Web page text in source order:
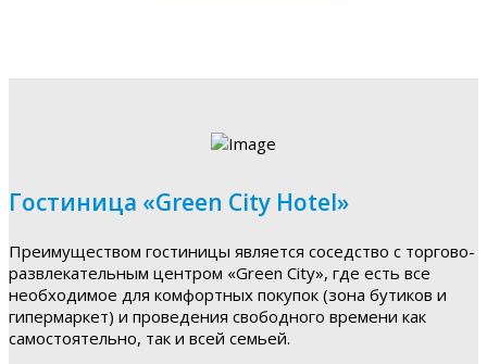
Гостиница «Green City Hotel»
Преимуществом гостиницы является соседство с торгово-
развлекательным центром «Green City», где есть все
необходимое для комфортных покупок (зона бутиков и
гипермаркет) и проведения свободного времени как
самостоятельно, так и всей семьей.